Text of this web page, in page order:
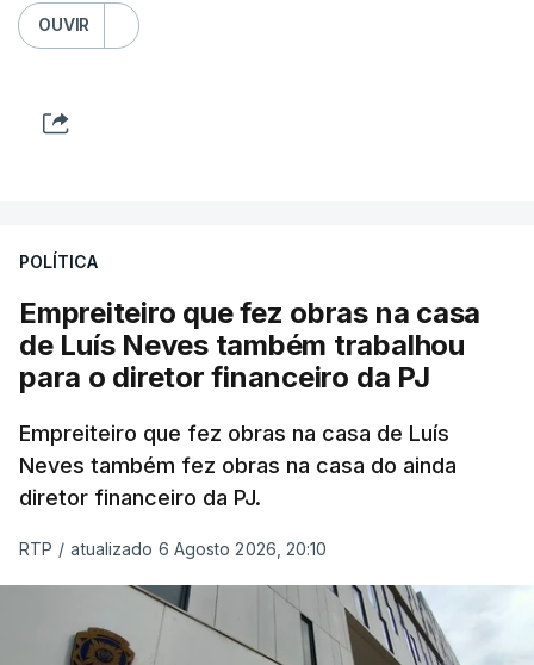
OUVIR
POLÍTICA
Empreiteiro que fez obras na casa
de Luís Neves também trabalhou
para o diretor financeiro da PJ
Empreiteiro que fez obras na casa de Luís
Neves também fez obras na casa do ainda
diretor financeiro da PJ.
RTP / atualizado 6 Agosto 2026, 20:10